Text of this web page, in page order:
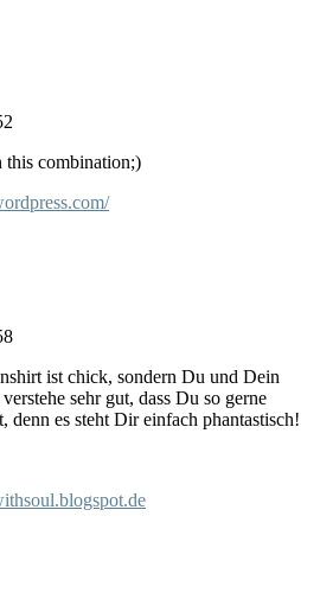
this combination;)
ist chick, sondern Du und Dein
sehr gut, dass Du so gerne
denn es steht Dir einfach phantastisch!